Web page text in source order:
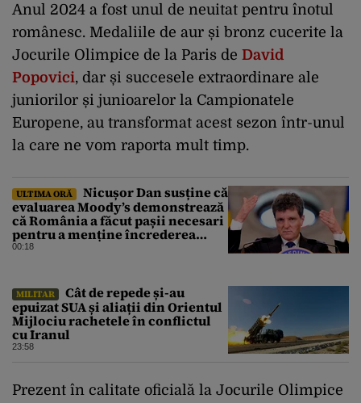
Anul 2024 a fost unul de neuitat pentru înotul
românesc. Medaliile de aur și bronz cucerite la
Jocurile Olimpice de la Paris de David
Popovici, dar și succesele extraordinare ale
juniorilor și junioarelor la Campionatele
Europene, au transformat acest sezon într-unul
la care ne vom raporta mult timp.
ULTIMA ORĂ
Nicușor Dan susține că
evaluarea Moody’s demonstrează
că România a făcut pașii necesari
pentru a menține încrederea
investitorilor: „Totuși,
00:18
MILITAR
Cât de repede și-au
epuizat SUA și aliații din Orientul
Mijlociu rachetele în conflictul
cu Iranul
23:58
Prezent în calitate oficială la Jocurile Olimpice